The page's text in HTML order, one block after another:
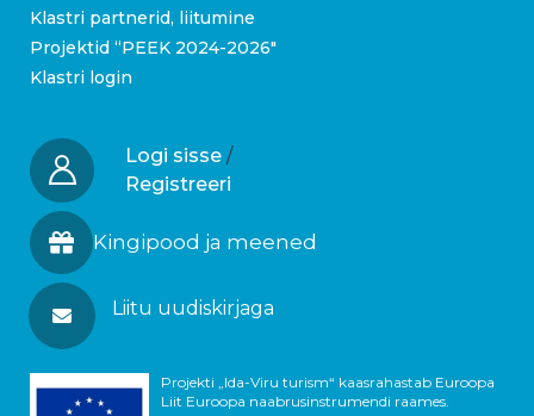
Klastri partnerid, liitumine
Projektid “PEEK 2024-2026″
Klastri login
Logi sisse /
Registreeri
Kingipood ja meened
Liitu uudiskirjaga
Projekti „Ida-Viru turism“ kaasrahastab Euroopa
Liit Euroopa naabrusinstrumendi raames.